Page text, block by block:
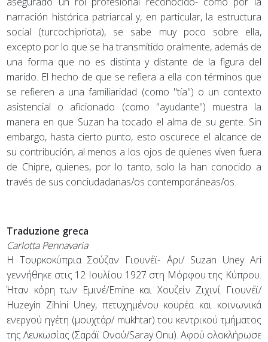
narración histórica patriarcal y, en particular, la estructura
social (turcochipriota), se sabe muy poco sobre ella,
excepto por lo que se ha transmitido oralmente, además de
una forma que no es distinta y distante de la figura del
marido. El hecho de que se refiera a ella con términos que
se refieren a una familiaridad (como "tía") o un contexto
asistencial o aficionado (como "ayudante") muestra la
manera en que Suzan ha tocado el alma de su gente. Sin
embargo, hasta cierto punto, esto oscurece el alcance de
su contribución, al menos a los ojos de quienes viven fuera
de Chipre, quienes, por lo tanto, solo la han conocido a
través de sus conciudadanas/os contemporáneas/os.
Traduzione greca
Carlotta Pennavaria
Η Τουρκοκύπρια Σούζαν Γιουνέϊ- ΄Αρι/ Suzan Uney Ari
γεννήθηκε στις 12 Ιουλίου 1927 στη Μόρφου της Κύπρου.
Ήταν κόρη των Εμινέ/Emine και Χουζείν Ζιχινί Γιουνέϊ/
Huzeyin Zihini Uney, πετυχημένου κουρέα και κοινωνικά
ενεργού ηγέτη (μουχτάρ/ mukhtar) του κεντρικού τμήματος
της Λευκωσίας (Σαράϊ Ονού/Saray Onu). Αφού ολοκλήρωσε